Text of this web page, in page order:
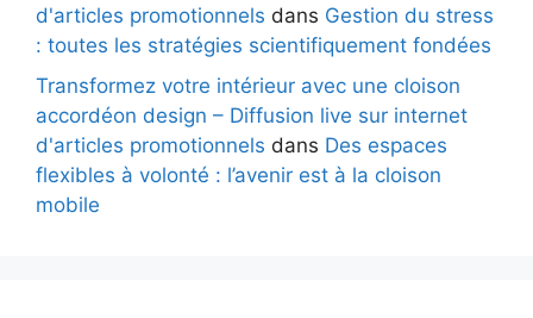
d'articles promotionnels dans Gestion du stress
: toutes les stratégies scientifiquement fondées
Transformez votre intérieur avec une cloison
accordéon design – Diffusion live sur internet
d'articles promotionnels dans Des espaces
flexibles à volonté : l’avenir est à la cloison
mobile